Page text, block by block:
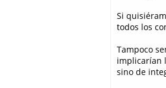
Si
todos los
Tampoco
implicarían
sino de